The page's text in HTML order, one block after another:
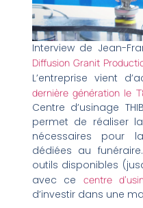
Interview de Jean-
Diffusion Granit
L’entreprise vient
dernière génération le
Centre d’usinage
permet de réaliser
nécessaires pour
dédiées au
outils disponibles
avec ce centre
d’investir dans une